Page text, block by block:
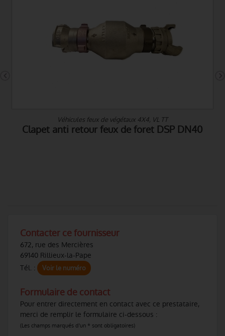
Véhicules feux de végétaux 4X4, VL TT
Clapet anti retour feux de foret DSP DN40
Contacter ce fournisseur
672, rue des Mercières
69140 Rillieux-la-Pape
Tél. :
Voir le numéro
Formulaire de contact
Pour entrer directement en contact avec ce prestataire,
merci de remplir le formulaire ci-dessous :
(Les champs marqués d'un * sont obligatoires)